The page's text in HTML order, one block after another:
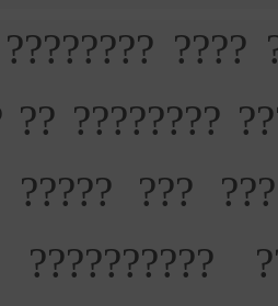
???????
??????
??????